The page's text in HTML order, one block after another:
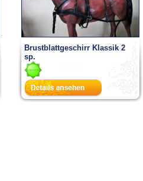
Brustblattgeschirr Klassik 2
sp.